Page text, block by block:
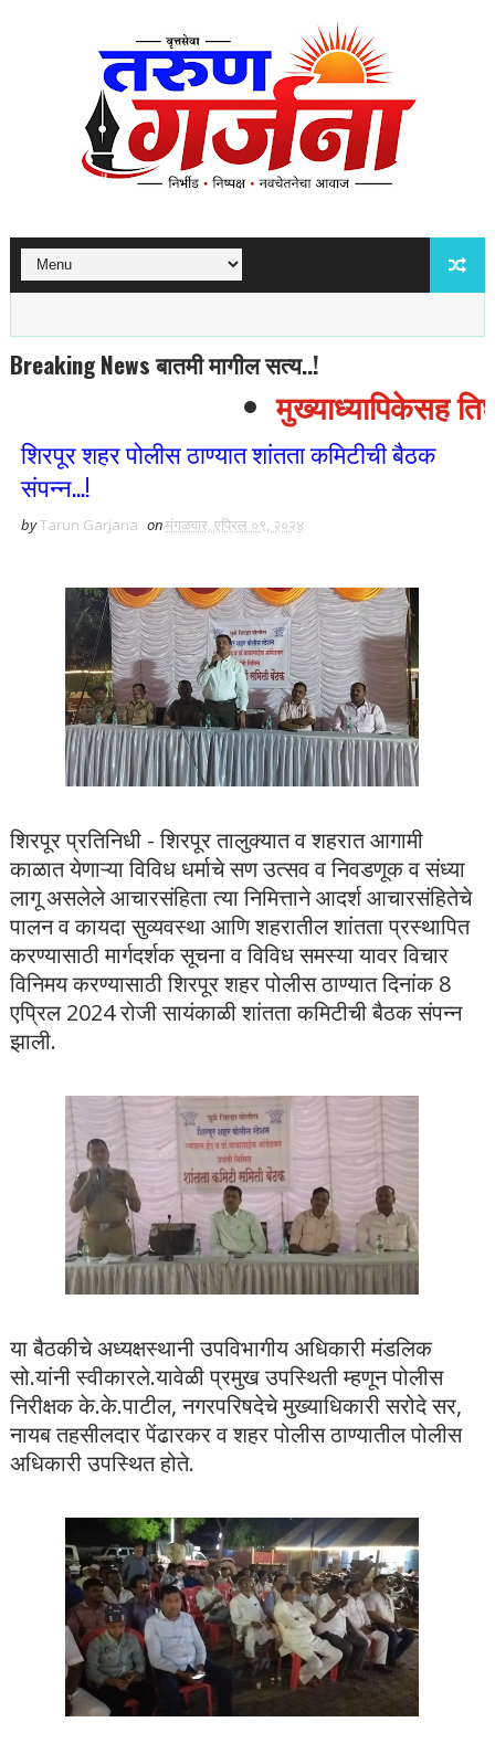
Breaking News बातमी मागील सत्य..!
मुख्याध्यापिकेसह
शिरपूर शहर पोलीस ठाण्यात शांतता कमिटीची बैठक
संपन्न...!
byTarun Garjana onमंगळवार, एप्रिल ०९, २०२४
शिरपूर प्रतिनिधी - शिरपूर तालुक्यात व शहरात आगामी
काळात येणाऱ्या विविध धर्माचे सण उत्सव व निवडणूक व संध्या
लागू असलेले आचारसंहिता त्या निमित्ताने आदर्श आचारसंहितेचे
पालन व कायदा सुव्यवस्था आणि शहरातील शांतता प्रस्थापित
करण्यासाठी मार्गदर्शक सूचना व विविध समस्या यावर विचार
विनिमय करण्यासाठी शिरपूर शहर पोलीस ठाण्यात दिनांक 8
एप्रिल 2024 रोजी सायंकाळी शांतता कमिटीची बैठक संपन्न
झाली.
या बैठकीचे अध्यक्षस्थानी उपविभागीय अधिकारी मंडलिक
सो.यांनी स्वीकारले.यावेळी प्रमुख उपस्थिती म्हणून पोलीस
निरीक्षक के.के.पाटील, नगरपरिषदेचे मुख्याधिकारी सरोदे सर,
नायब तहसीलदार पेंढारकर व शहर पोलीस ठाण्यातील पोलीस
अधिकारी उपस्थित होते.